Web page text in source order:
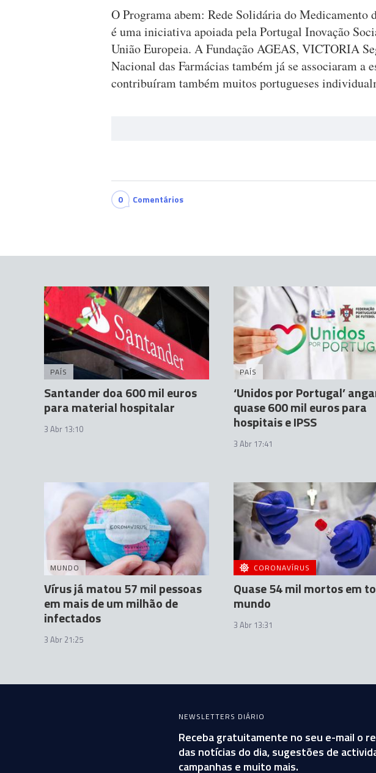
O Programa abem: Rede Solidária do Medicamento
é uma iniciativa apoiada pela Portugal Inovação
União Europeia. A Fundação AGEAS, VICTORIA
Nacional das Farmácias também já se associaram a
contribuíram também muitos portugueses
0 Comentários
PAÍS
Santander doa 600 mil euros
para material hospitalar
3 Abr 13:10
PAÍS
‘Unidos por Portugal’
quase 600 mil euros para
hospitais e IPSS
3 Abr 17:41
MUNDO
Vírus já matou 57 mil pessoas
em mais de um milhão de
infectados
3 Abr 21:25
CORONAVÍRUS
Quase 54 mil mortos em
mundo
3 Abr 13:31
NEWSLETTERS DIÁRIO
Receba gratuitamente no seu e-mail o
das notícias do dia, sugestões de
campanhas e muito mais.